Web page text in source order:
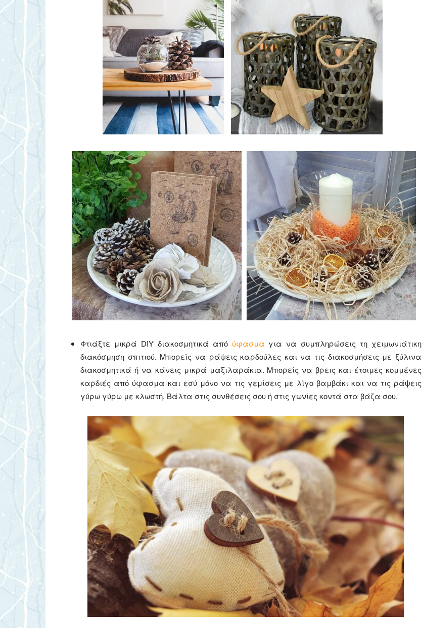
Φτιάξτε μικρά DIY διακοσμητικά από ύφασμα για να συμπληρώσεις τη χειμωνιάτικη
διακόσμηση σπιτιού. Μπορείς να ράψεις καρδούλες και να τις διακοσμήσεις με ξύλινα
διακοσμητικά ή να κάνεις μικρά μαξιλαράκια. Μπορείς να βρεις και έτοιμες κομμένες
καρδιές από ύφασμα και εσύ μόνο να τις γεμίσεις με λίγο βαμβάκι και να τις ράψεις
γύρω γύρω με κλωστή. Βάλτα στις συνθέσεις σου ή στις γωνίες κοντά στα βάζα σου.